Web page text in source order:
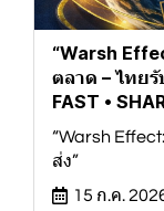
“Warsh
ตลาด – ไทยรั
FAST •
“Warsh
ส่ง”
15 ก.ค.